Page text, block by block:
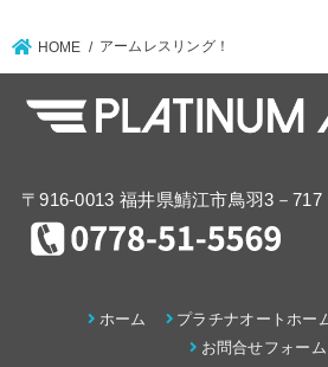
HOME アームレスリング！
〒916-0013 福井県鯖江市鳥羽3－717
ホーム
プラチナオートホー
お問合せフォーム